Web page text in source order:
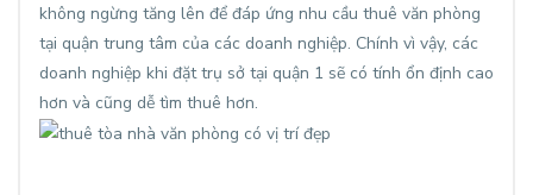
không ngừng tăng lên để đáp ứng nhu cầu thuê văn phòng
tại quận trung tâm của các doanh nghiệp. Chính vì vậy, các
doanh nghiệp khi đặt trụ sở tại quận 1 sẽ có tính ổn định cao
hơn và cũng dễ tìm thuê hơn.